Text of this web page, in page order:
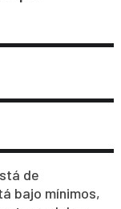
de
bajo mínimos,